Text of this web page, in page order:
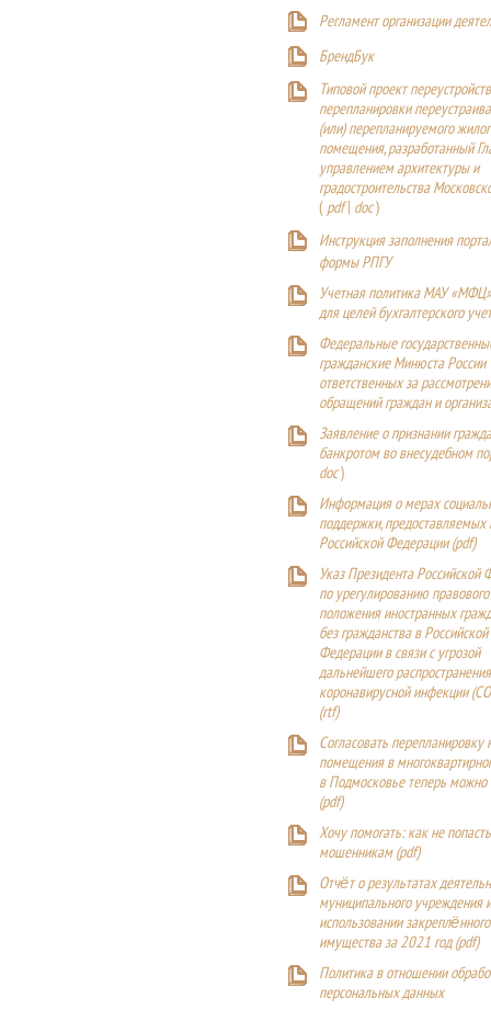
Регламент организации
БрендБук
Типовой проект
перепланировки
(или) перепланируемого
помещения, разработанный
управлением архитектуры и
градостроительства
( pdf| doc)
Инструкция заполнения
формы РПГУ
Учетная политика МАУ
для целей бухгалтерского
Федеральные
гражданские Минюста России
ответственных за
обращений граждан и
Заявление о признании
банкротом во внесудебном
doc)
Информация о мерах
поддержки,
Российской Федерации (pdf)
Указ Президента Российской
по урегулированию правового
положения иностранных
без гражданства в Российской
Федерации в связи с угрозой
дальнейшего
коронавирусной инфекции
(rtf)
Согласовать перепланировку
помещения в
в Подмосковье теперь можно
(pdf)
Хочу помогать: как не
мошенникам (pdf)
Отчёт о результатах
муниципального учреждения
использовании
имущества за 2021 год (pdf)
Политика в отношении
персональных данных